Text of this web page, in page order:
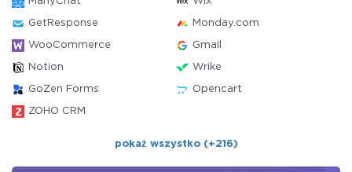
GetResponse Monday.com
WooCommerce Gmail
Notion Wrike
GoZen Forms Opencart
ZOHO CRM
pokaż wszystko (+216)